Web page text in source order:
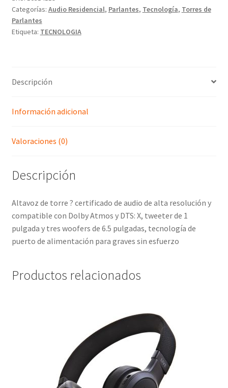
Categorías: Audio Residencial, Parlantes, Tecnología, Torres de
Parlantes
Etiqueta: TECNOLOGIA
Descripción
Información adicional
Valoraciones (0)
Descripción
Altavoz de torre ? certificado de audio de alta resolución y
compatible con Dolby Atmos y DTS: X, tweeter de 1
pulgada y tres woofers de 6.5 pulgadas, tecnología de
puerto de alimentación para graves sin esfuerzo
Productos relacionados